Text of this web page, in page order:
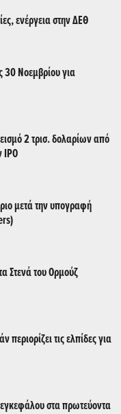
ενέργεια στην ΔΕΘ
30 Νοεμβρίου για
2 τρισ. δολαρίων από
IPO
μετά την υπογραφή
Στενά του Ορμούζ
τις ελπίδες για
στα πρωτεύοντα